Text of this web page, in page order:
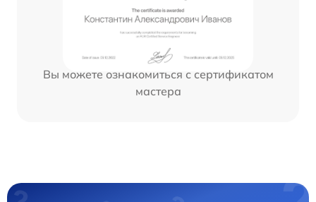
Вы можете ознакомиться с сертификатом
мастера